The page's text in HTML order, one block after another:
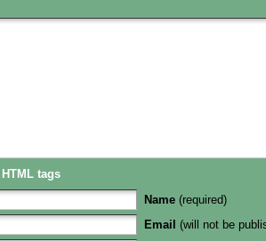
tags
Name (required)
Email (will not be